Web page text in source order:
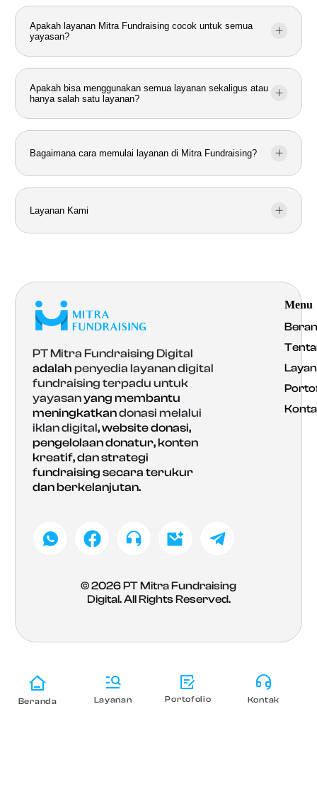
Apakah layanan Mitra Fundraising cocok untuk semua
yayasan?
Apakah bisa menggunakan semua layanan sekaligus atau
hanya salah satu layanan?
Bagaimana cara memulai layanan di Mitra Fundraising?
Layanan Kami
PT Mitra Fundraising Digital
adalahpenyedia layanan digital
fundraising terpadu untuk
yayasanyang membantu
meningkatkandonasi melalui
iklan digital, website donasi,
pengelolaan donatur, konten
kreatif, dan strategi
fundraising secara terukur
dan berkelanjutan.
Menu
© 2026PT Mitra Fundraising
Digital. All Rights Reserved.
Beranda Layanan Portofolio Kontak